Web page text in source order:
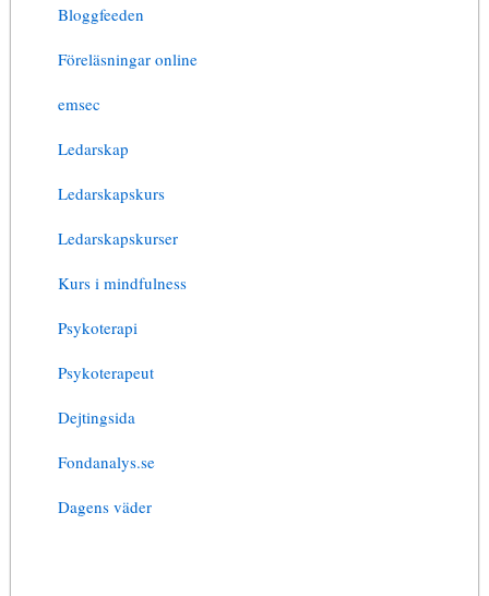
Bloggfeeden
Föreläsningar online
emsec
Ledarskap
Ledarskapskurs
Ledarskapskurser
Kurs i mindfulness
Psykoterapi
Psykoterapeut
Dejtingsida
Fondanalys.se
Dagens väder